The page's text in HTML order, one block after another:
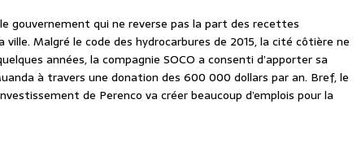
gouvernement qui ne reverse pas la part des recettes
Malgré le code des hydrocarbures de 2015, la cité côtière ne
années, la compagnie SOCO a consenti d’apporter sa
à travers une donation des 600 000 dollars par an. Bref, le
de Perenco va créer beaucoup d’emplois pour la